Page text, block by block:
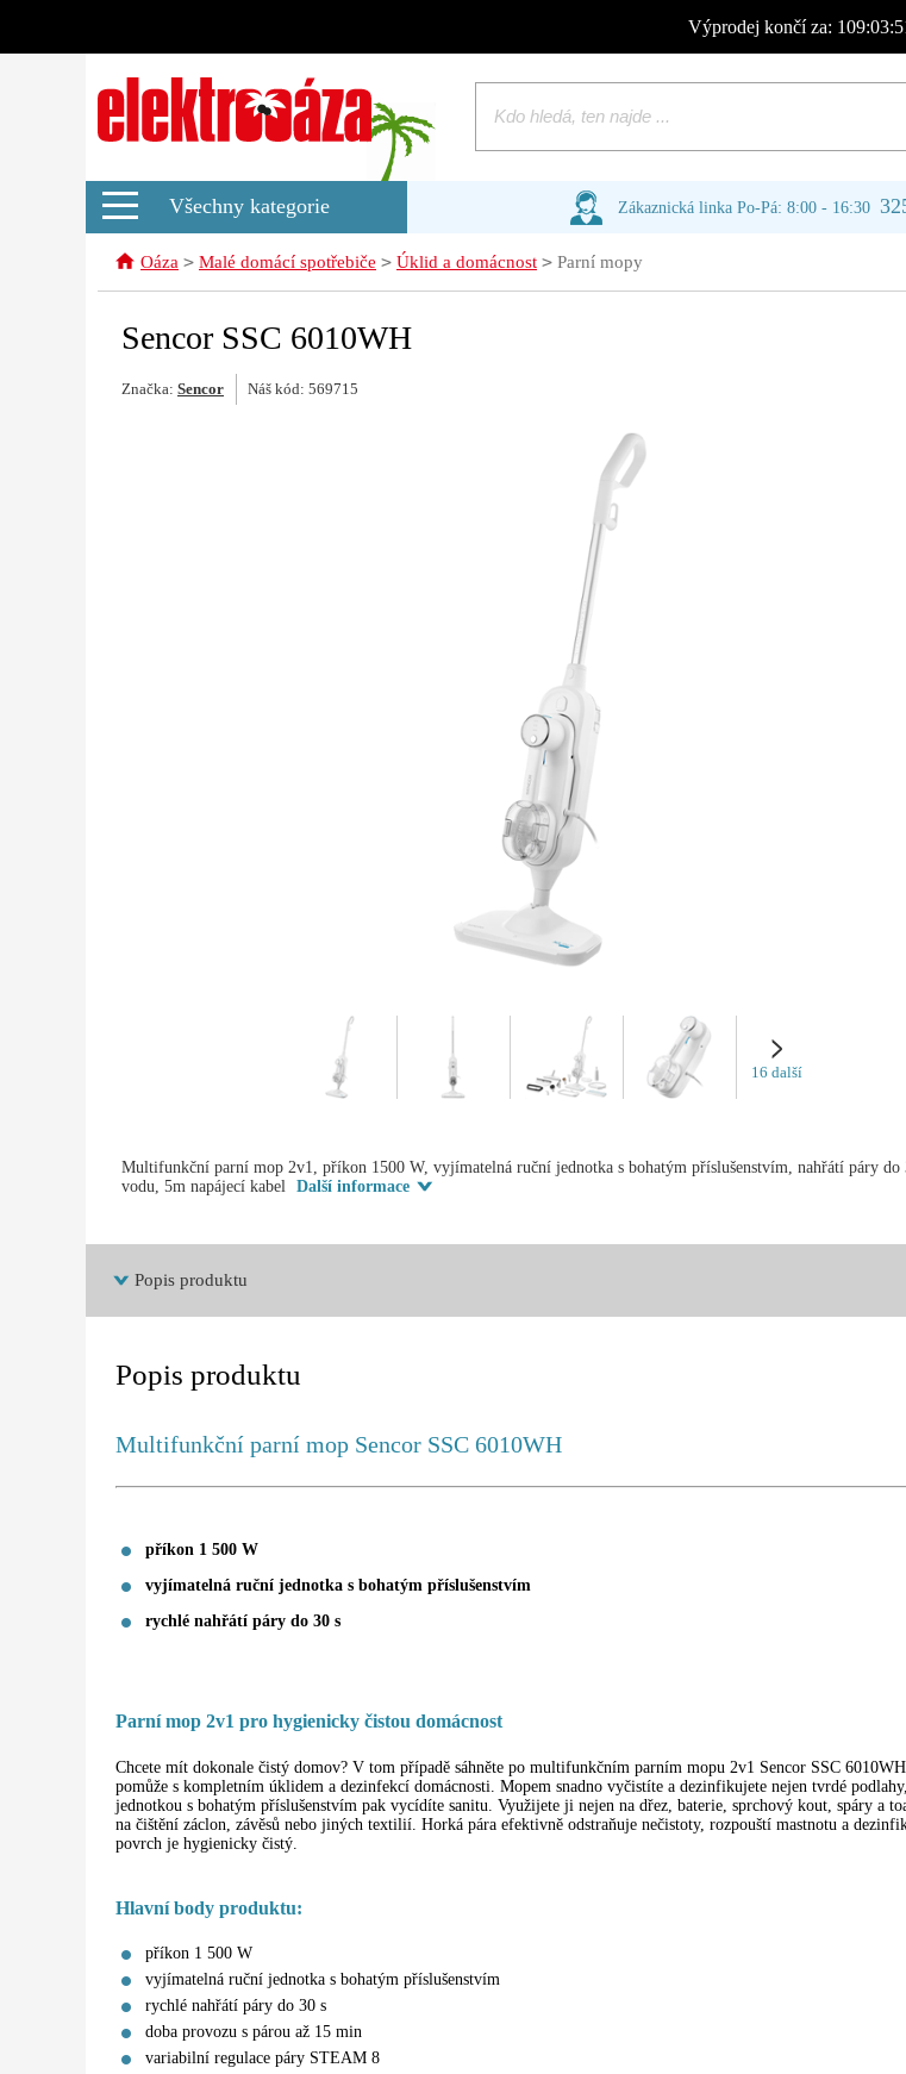
Výprodej končí za:
Všechny kategorie Zákaznická linka Po-Pá: 8:00 - 16:30
Oáza > Malé domácí spotřebiče > Úklid a domácnost > Parní mopy
Sencor SSC 6010WH
Značka: Sencor Náš kód: 569715
16 další
Multifunkční parní mop 2v1, příkon 1500 W, vyjímatelná ruční jednotka s bohatým příslušenstvím, nahřátí páry
vodu, 5m napájecí kabel Další informace
Popis produktu
Popis produktu
Multifunkční parní mop Sencor SSC 6010WH
příkon 1 500 W
vyjímatelná ruční jednotka s bohatým příslušenstvím
rychlé nahřátí páry do 30 s
Parní mop 2v1 pro hygienicky čistou domácnost
Chcete mít dokonale čistý domov? V tom případě sáhněte po multifunkčním parním mopu 2v1 Sencor SSC
pomůže s kompletním úklidem a dezinfekcí domácnosti. Mopem snadno vyčistíte a dezinfikujete nejen tvrdé
jednotkou s bohatým příslušenstvím pak vycídíte sanitu. Využijete ji nejen na dřez, baterie, sprchový kout, spáry a
na čištění záclon, závěsů nebo jiných textilií. Horká pára efektivně odstraňuje nečistoty, rozpouští mastnotu a
povrch je hygienicky čistý.
Hlavní body produktu:
příkon 1 500 W
vyjímatelná ruční jednotka s bohatým příslušenstvím
rychlé nahřátí páry do 30 s
doba provozu s párou až 15 min
variabilní regulace páry STEAM 8